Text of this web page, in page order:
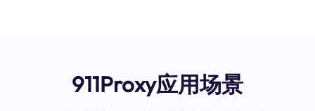
911Proxy应用场景